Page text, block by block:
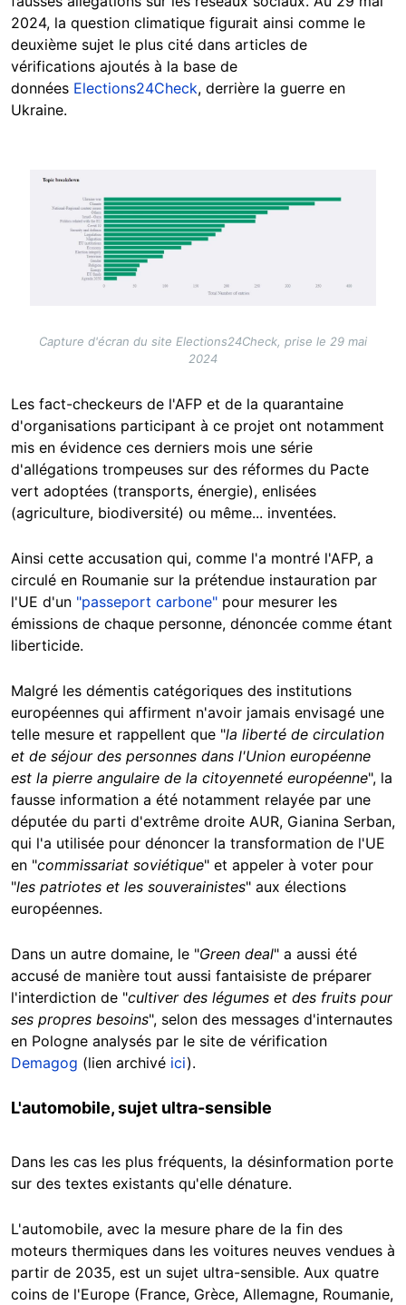
2024, la question climatique figurait ainsi comme le
deuxième sujet le plus cité dans articles de
vérifications ajoutés à la base de
données Elections24Check, derrière la guerre en
Ukraine.
Image
Capture d'écran du site Elections24Check, prise le 29 mai
2024
Les fact-checkeurs de l'AFP et de la quarantaine
d'organisations participant à ce projet ont notamment
mis en évidence ces derniers mois une série
d'allégations trompeuses sur des réformes du Pacte
vert adoptées (transports, énergie), enlisées
(agriculture, biodiversité) ou même... inventées.
Ainsi cette accusation qui, comme l'a montré l'AFP, a
circulé en Roumanie sur la prétendue instauration par
l'UE d'un "passeport carbone" pour mesurer les
émissions de chaque personne, dénoncée comme étant
liberticide.
Malgré les démentis catégoriques des institutions
européennes qui affirment n'avoir jamais envisagé une
telle mesure et rappellent que "la liberté de circulation
et de séjour des personnes dans l'Union européenne
est la pierre angulaire de la citoyenneté européenne", la
fausse information a été notamment relayée par une
députée du parti d'extrême droite AUR, Gianina Serban,
qui l'a utilisée pour dénoncer la transformation de l'UE
en "commissariat soviétique" et appeler à voter pour
"les patriotes et les souverainistes" aux élections
européennes.
Dans un autre domaine, le "Green deal" a aussi été
accusé de manière tout aussi fantaisiste de préparer
l'interdiction de "cultiver des légumes et des fruits pour
ses propres besoins", selon des messages d'internautes
en Pologne analysés par le site de vérification
Demagog (lien archivé ici).
L'automobile, sujet ultra-sensible
Dans les cas les plus fréquents, la désinformation porte
sur des textes existants qu'elle dénature.
L'automobile, avec la mesure phare de la fin des
moteurs thermiques dans les voitures neuves vendues à
partir de 2035, est un sujet ultra-sensible. Aux quatre
coins de l'Europe (France, Grèce, Allemagne, Roumanie,